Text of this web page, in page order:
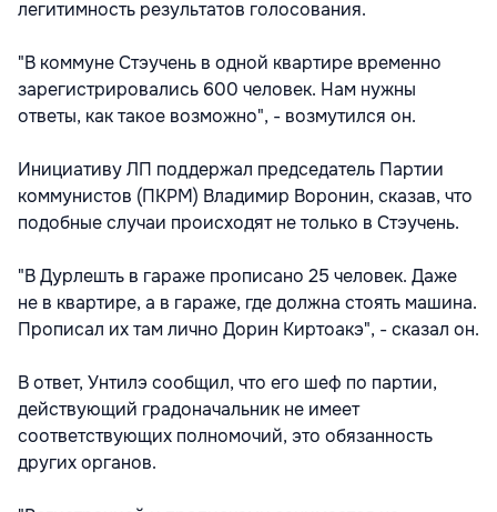
легитимность результатов голосования.
"В коммуне Стэучень в одной квартире временно
зарегистрировались 600 человек. Нам нужны
ответы, как такое возможно", - возмутился он.
Инициативу ЛП поддержал председатель Партии
коммунистов (ПКРМ) Владимир Воронин, сказав, что
подобные случаи происходят не только в Стэучень.
"В Дурлешть в гараже прописано 25 человек. Даже
не в квартире, а в гараже, где должна стоять машина.
Прописал их там лично Дорин Киртоакэ", - сказал он.
В ответ, Унтилэ сообщил, что его шеф по партии,
действующий градоначальник не имеет
соответствующих полномочий, это обязанность
других органов.